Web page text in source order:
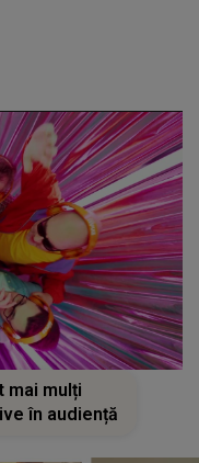
mai mulți
în audiență